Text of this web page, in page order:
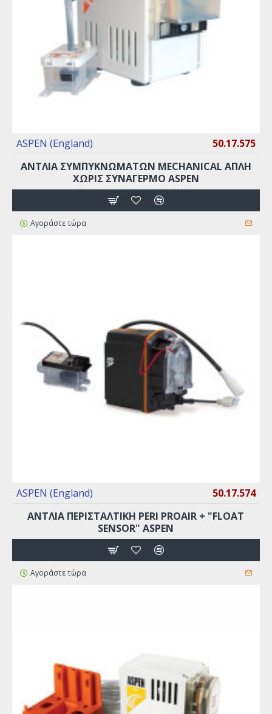
ASPEN (England)
50.17.575
ΑΝΤΛΙΑ ΣΥΜΠΥΚΝΩΜΑΤΩΝ MECHANICAL ΑΠΛΗ
ΧΩΡΙΣ ΣΥΝΑΓΕΡΜΟ ASPEN
Αγοράστε τώρα
ASPEN (England)
50.17.574
ΑΝΤΛΙΑ ΠΕΡΙΣΤΑΛΤΙΚΗ PERI PROAIR + "FLOAT
SENSOR" ASPEN
Αγοράστε τώρα